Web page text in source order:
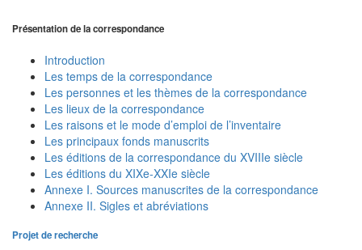
Présentation de la correspondance
Introduction
Les temps de la correspondance
Les personnes et les thèmes de la correspondance
Les lieux de la correspondance
Les raisons et le mode d’emploi de l’inventaire
Les principaux fonds manuscrits
Les éditions de la correspondance du XVIIIe siècle
Les éditions du XIXe-XXIe siècle
Annexe I. Sources manuscrites de la correspondance
Annexe II. Sigles et abréviations
Projet de recherche